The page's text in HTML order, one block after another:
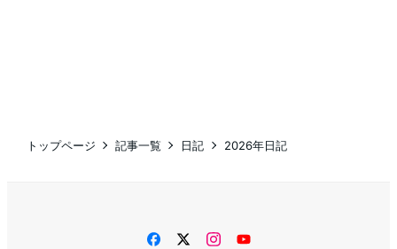
トップページ 記事一覧 日記 2026年日記
facebooktwitterinstagram
YouTube